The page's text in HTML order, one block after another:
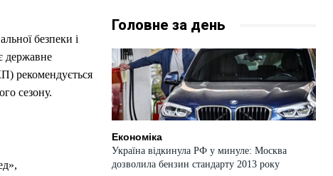
безпеки і
державне
рекомендується
сезону.
Головне за день
Економіка
Україна відкинула РФ у минуле: Москва
дозволила бензин стандарту 2013 року